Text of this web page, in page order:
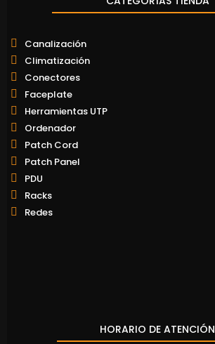
Canalización
Climatización
Conectores
Faceplate
Herramientas UTP
Ordenador
Patch Cord
Patch Panel
PDU
Racks
Redes
HORARIO DE ATENCIÓN